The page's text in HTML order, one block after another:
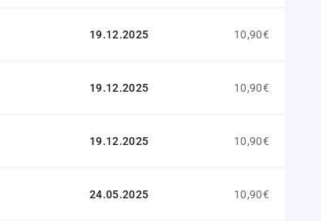
19.12.2025 10,90€
19.12.2025 10,90€
19.12.2025 10,90€
24.05.2025 10,90€